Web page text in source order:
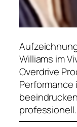
Williams im
Overdrive
Performance
professionell.